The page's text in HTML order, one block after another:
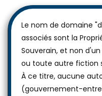
Le nom de domaine
associés sont la
Souverain, et non
ou toute autre fiction
À ce titre, aucune
(gouvernement-